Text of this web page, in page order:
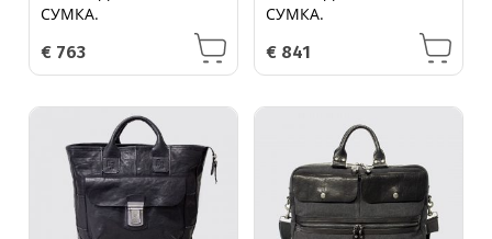
СУМКА.
€ 763
СУМКА.
€ 841